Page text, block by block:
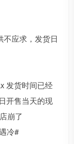
不应求，发货日
发货时间已经
开售当天的现
崩了
冷#